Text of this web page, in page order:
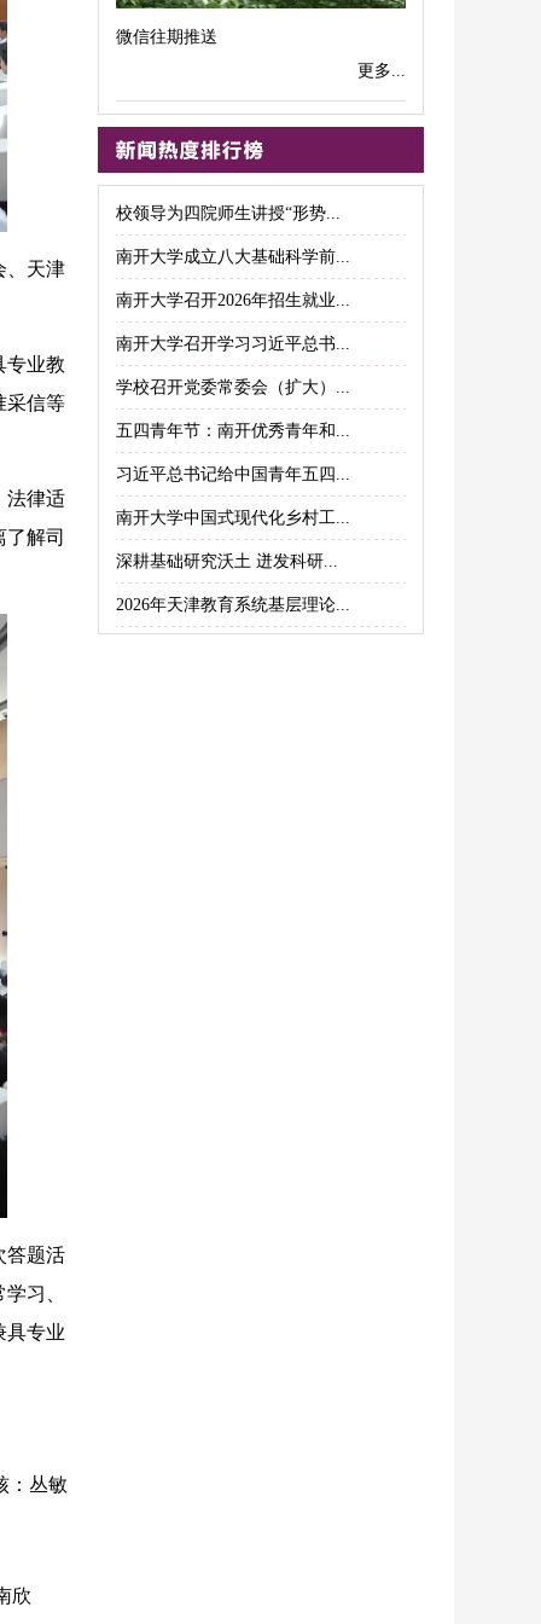
、天津
业教
采信等
法律适
解司
答题活
习、
具专业
：丛敏
欣
微信往期推送
更多...
校领导为四院师生讲授“形势...
南开大学成立八大基础科学前...
南开大学召开2026年招生就业...
南开大学召开学习习近平总书...
学校召开党委常委会（扩大）...
五四青年节：南开优秀青年和...
习近平总书记给中国青年五四...
南开大学中国式现代化乡村工...
深耕基础研究沃土 迸发科研...
2026年天津教育系统基层理论...